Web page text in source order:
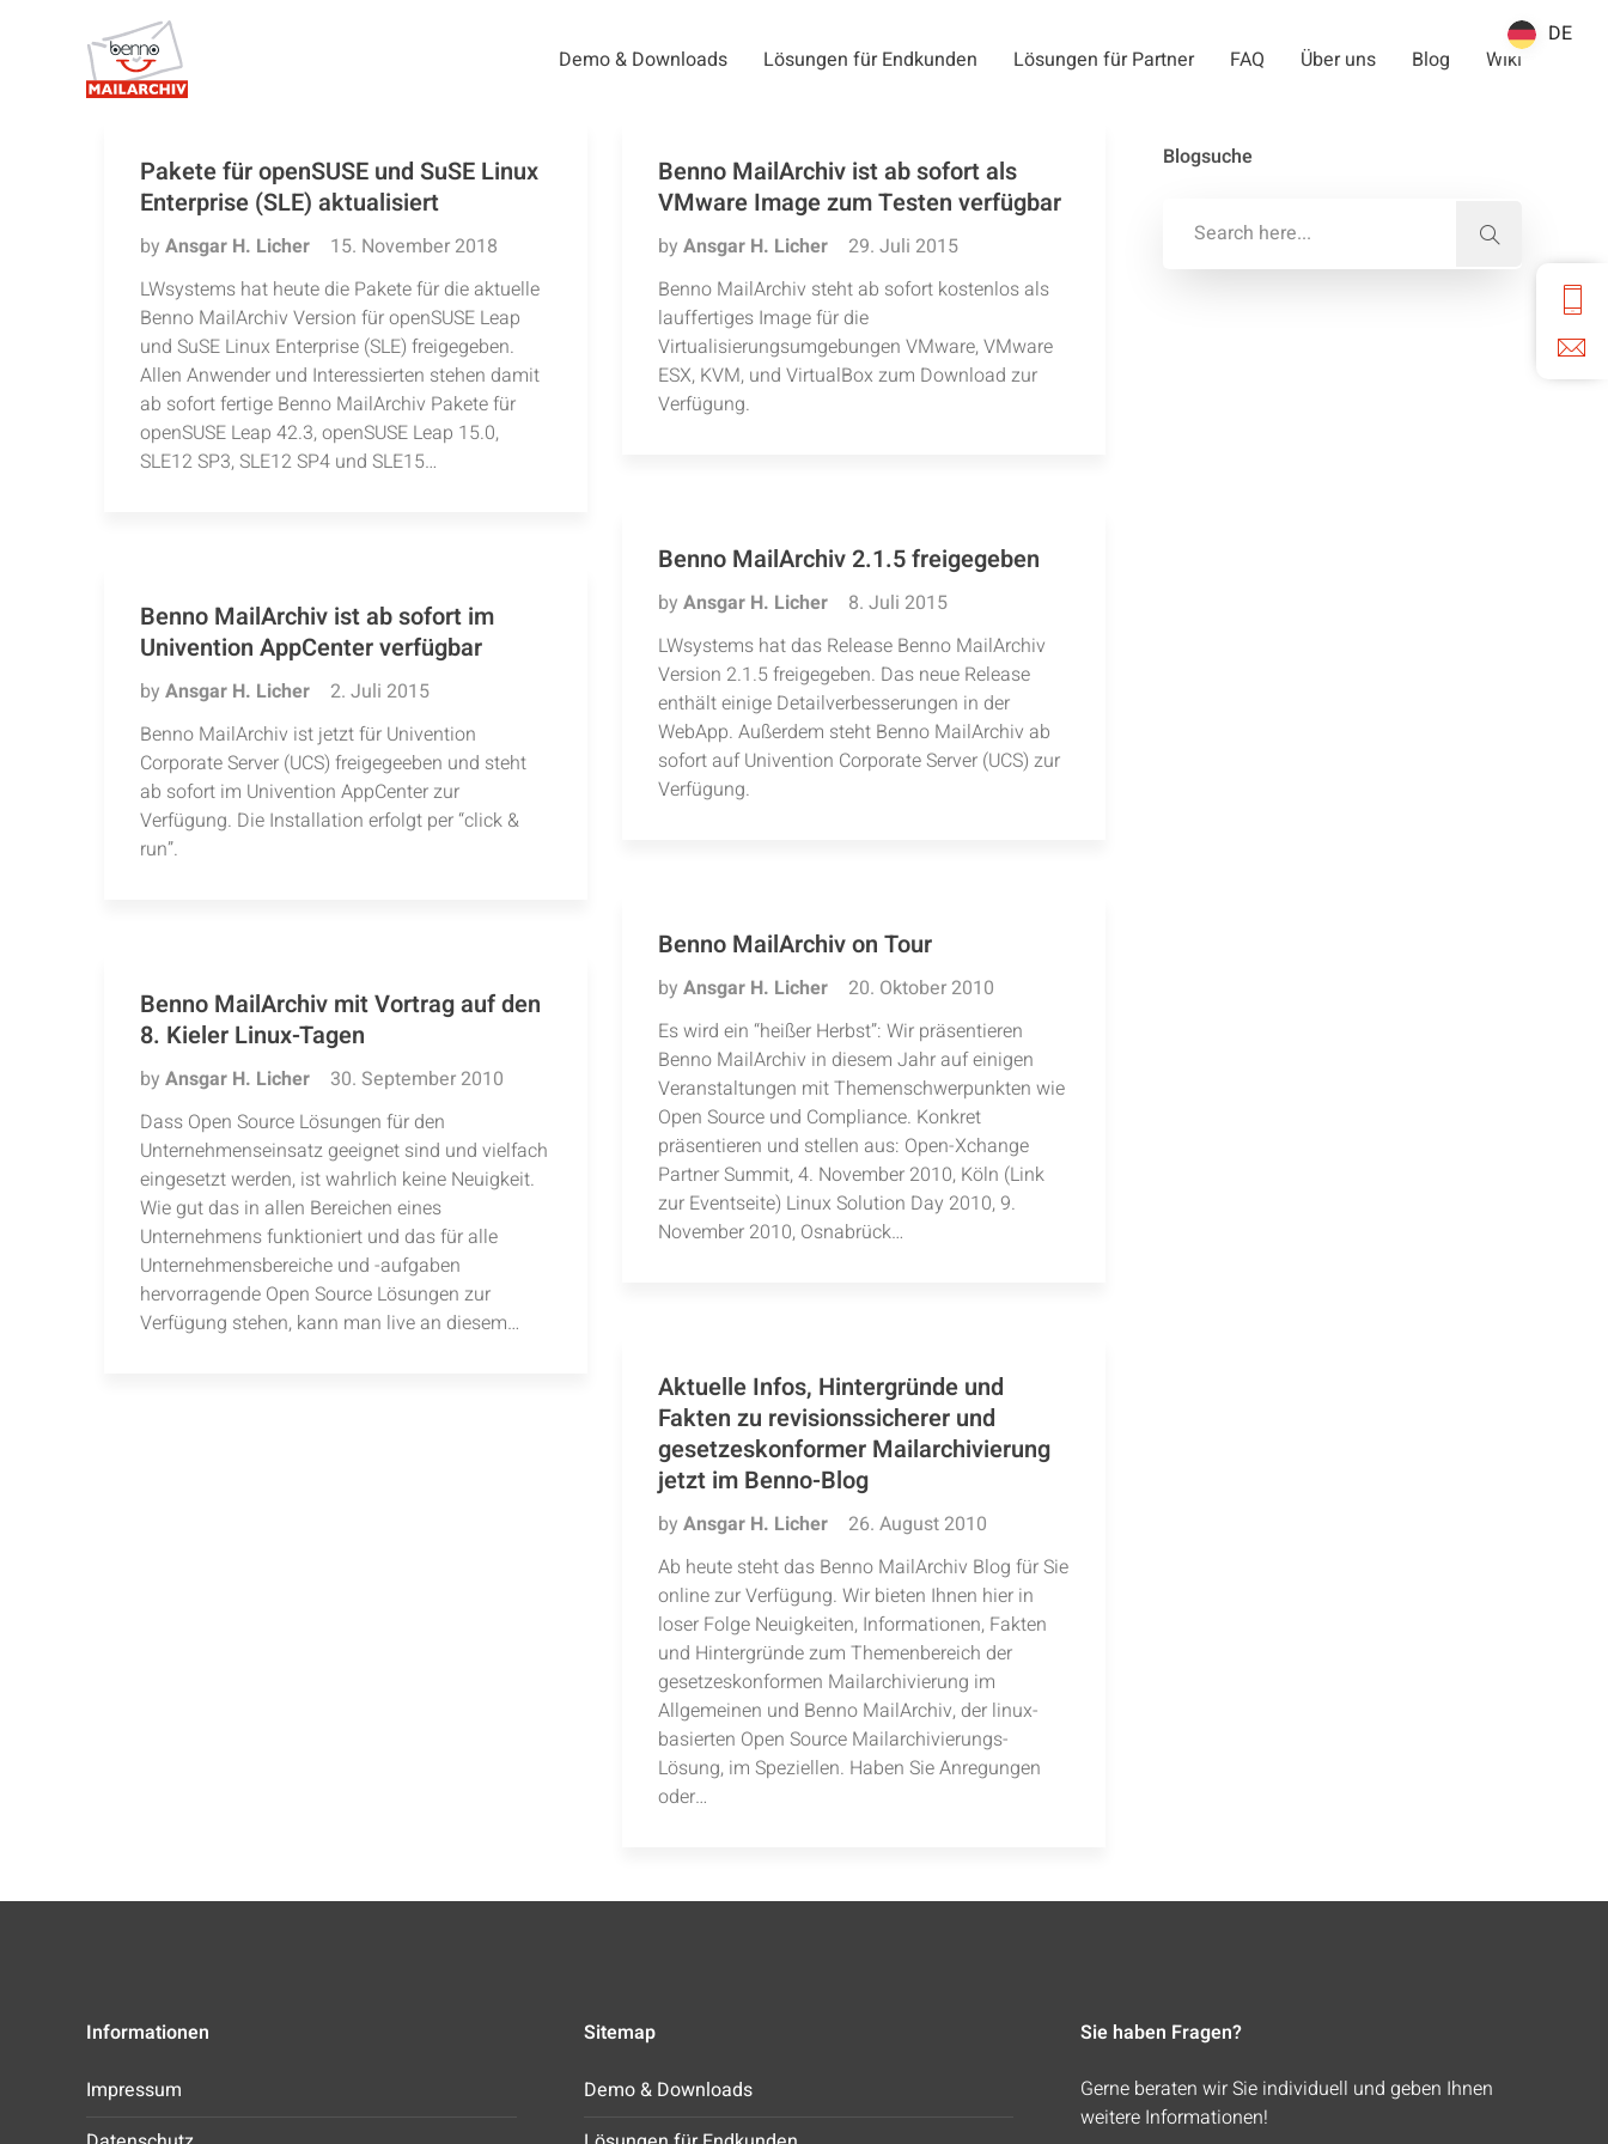
Demo & Downloads Lösungen für Endkunden Lösungen für Partner FAQ Über uns Blog Wiki
Pakete für openSUSE und SuSE Linux
Enterprise (SLE) aktualisiert
by Ansgar H. Licher
15. November 2018
LWsystems hat heute die Pakete für die aktuelle
Benno MailArchiv Version für openSUSE Leap
und SuSE Linux Enterprise (SLE) freigegeben.
Allen Anwender und Interessierten stehen damit
ab sofort fertige Benno MailArchiv Pakete für
openSUSE Leap 42.3, openSUSE Leap 15.0,
SLE12 SP3, SLE12 SP4 und SLE15…
Benno MailArchiv ist ab sofort als
VMware Image zum Testen verfügbar
by Ansgar H. Licher
29. Juli 2015
Benno MailArchiv steht ab sofort kostenlos als
lauffertiges Image für die
Virtualisierungsumgebungen VMware, VMware
ESX, KVM, und VirtualBox zum Download zur
Verfügung.
Benno MailArchiv 2.1.5 freigegeben
by Ansgar H. Licher
8. Juli 2015
LWsystems hat das Release Benno MailArchiv
Version 2.1.5 freigegeben. Das neue Release
enthält einige Detailverbesserungen in der
WebApp. Außerdem steht Benno MailArchiv ab
sofort auf Univention Corporate Server (UCS) zur
Verfügung.
Benno MailArchiv ist ab sofort im
Univention AppCenter verfügbar
by Ansgar H. Licher
2. Juli 2015
Benno MailArchiv ist jetzt für Univention
Corporate Server (UCS) freigegeeben und steht
ab sofort im Univention AppCenter zur
Verfügung. Die Installation erfolgt per “click &
run”.
Benno MailArchiv on Tour
by Ansgar H. Licher
20. Oktober 2010
Es wird ein “heißer Herbst”: Wir präsentieren
Benno MailArchiv in diesem Jahr auf einigen
Veranstaltungen mit Themenschwerpunkten wie
Open Source und Compliance. Konkret
präsentieren und stellen aus: Open-Xchange
Partner Summit, 4. November 2010, Köln (Link
zur Eventseite) Linux Solution Day 2010, 9.
November 2010, Osnabrück…
Benno MailArchiv mit Vortrag auf den
8. Kieler Linux-Tagen
by Ansgar H. Licher
30. September 2010
Dass Open Source Lösungen für den
Unternehmenseinsatz geeignet sind und vielfach
eingesetzt werden, ist wahrlich keine Neuigkeit.
Wie gut das in allen Bereichen eines
Unternehmens funktioniert und das für alle
Unternehmensbereiche und -aufgaben
hervorragende Open Source Lösungen zur
Verfügung stehen, kann man live an diesem…
Aktuelle Infos, Hintergründe und
Fakten zu revisionssicherer und
gesetzeskonformer Mailarchivierung
jetzt im Benno-Blog
by Ansgar H. Licher
26. August 2010
Ab heute steht das Benno MailArchiv Blog für Sie
online zur Verfügung. Wir bieten Ihnen hier in
loser Folge Neuigkeiten, Informationen, Fakten
und Hintergründe zum Themenbereich der
gesetzeskonformen Mailarchivierung im
Allgemeinen und Benno MailArchiv, der linux-
basierten Open Source Mailarchivierungs-
Lösung, im Speziellen. Haben Sie Anregungen
oder…
Blogsuche
Informationen
Impressum
Sitemap
Demo & Downloads
Sie haben Fragen?
Gerne beraten wir Sie individuell und geben Ihnen
weitere Informationen!
DE
DE